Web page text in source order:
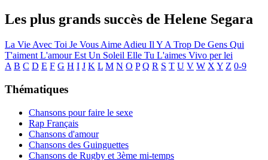
Les plus grands succès de Helene Segara
La Vie Avec Toi Je Vous Aime Adieu Il Y A Trop De Gens Qui
T'aiment L'amour Est Un Soleil Elle Tu L'aimes Vivo per lei
A B C D E F G H I J K L M N O P Q R S T U V W X Y Z 0-9
Thématiques
Chansons pour faire le sexe
Rap Français
Chansons d'amour
Chansons des Guinguettes
Chansons de Rugby et 3ème mi-temps